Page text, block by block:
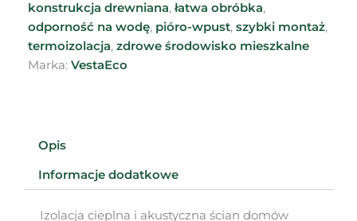
konstrukcja drewniana, łatwa obróbka,
odporność na wodę, pióro-wpust, szybki montaż,
termoizolacja, zdrowe środowisko mieszkalne
Marka: VestaEco
Opis
Informacje dodatkowe
Izolacja cieplna i akustyczna ścian domów